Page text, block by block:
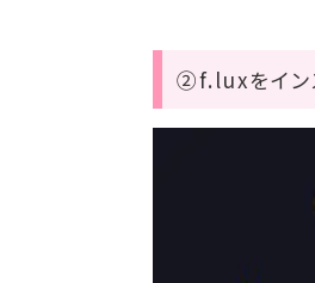
②f.luxをイン